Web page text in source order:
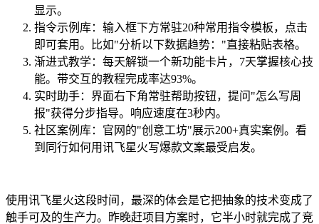
显示。
指令示例库：输入框下方常驻20种常用指令模板，点击
即可套用。比如"分析以下数据趋势："直接粘贴表格。
渐进式教学：每天解锁一个新功能卡片，7天掌握核心技
能。带交互的教程完成率达93%。
实时助手：界面右下角常驻帮助按钮，提问"怎么写周
报"获得分步指导。响应速度在3秒内。
社区案例库：官网的"创意工坊"展示200+真实案例。看
到同行如何用讯飞星火写爆款文案最受启发。
使用讯飞星火这段时间，最深的体会是它把抽象的技术变成了
触手可及的生产力。昨晚赶项目方案时，它半小时就完成了竞